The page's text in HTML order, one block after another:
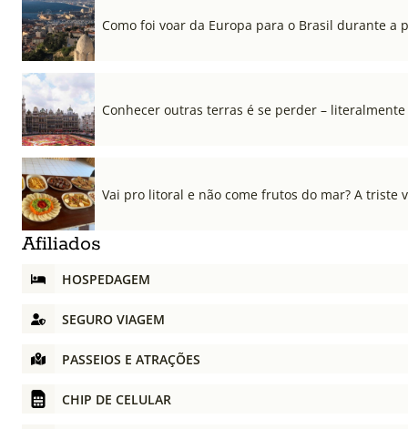
Como foi voar da Europa para o Brasil durante a
Conhecer outras terras é se perder – literalmente
Vai pro litoral e não come frutos do mar? A triste
Afiliados
HOSPEDAGEM
SEGURO VIAGEM
PASSEIOS E ATRAÇÕES
CHIP DE CELULAR